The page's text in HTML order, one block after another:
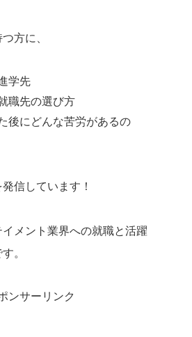
方に、
学先
職先の選び方
後にどんな苦労があるの
信しています！
メント業界への就職と活躍
。
ンサーリンク